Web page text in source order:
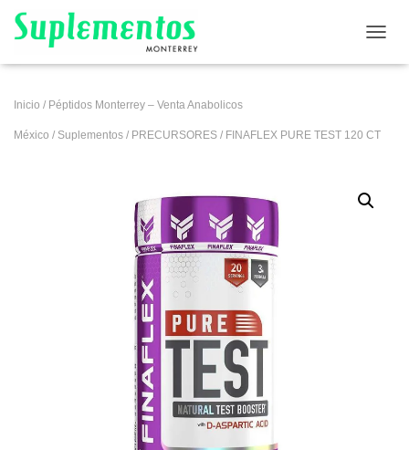
Inicio / Péptidos Monterrey – Venta Anabolicos
México / Suplementos / PRECURSORES / FINAFLEX PURE TEST 120 CT